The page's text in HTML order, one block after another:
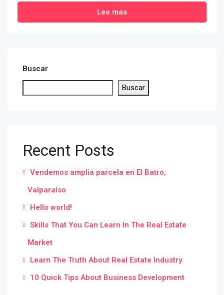
Lee mas
Buscar
Buscar
Recent Posts
Vendemos amplia parcela en El Batro,
Valparaíso
Hello world!
Skills That You Can Learn In The Real Estate
Market
Learn The Truth About Real Estate Industry
10 Quick Tips About Business Development